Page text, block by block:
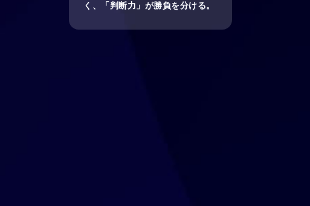
く、「判断力」が勝負を分ける。